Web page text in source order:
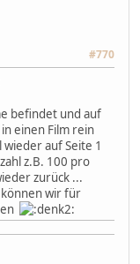
#770
befindet und auf
einen Film rein
auf Seite 1
z.B. 100 pro
zurück ...
wir für